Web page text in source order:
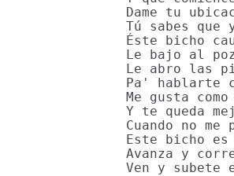
Dame tu
Tú sabes
Éste bicho
Le bajo al
Le abro las
Pa' hablarte
Me gusta
Y te queda
Cuando no me
Este bicho es
Avanza y
Ven y subete